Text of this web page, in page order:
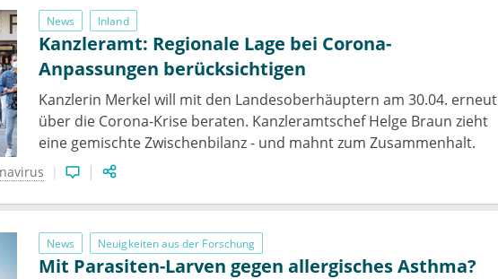
News Inland
Kanzleramt: Regionale Lage bei Corona-
Anpassungen berücksichtigen
Kanzlerin Merkel will mit den Landesoberhäuptern am 30.04. erneut
über die Corona-Krise beraten. Kanzleramtschef Helge Braun zieht
eine gemischte Zwischenbilanz - und mahnt zum Zusammenhalt.
News Neuigkeiten aus der Forschung
Mit Parasiten-Larven gegen allergisches Asthma?